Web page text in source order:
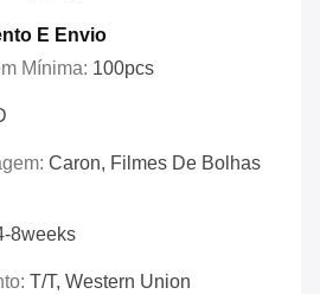
E Envio
Mínima: 100pcs
Caron, Filmes De Bolhas
8weeks
T/T, Western Union